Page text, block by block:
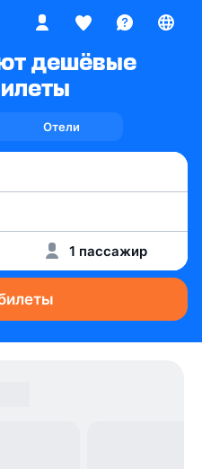
дешёвые
Отели
1 пассажир